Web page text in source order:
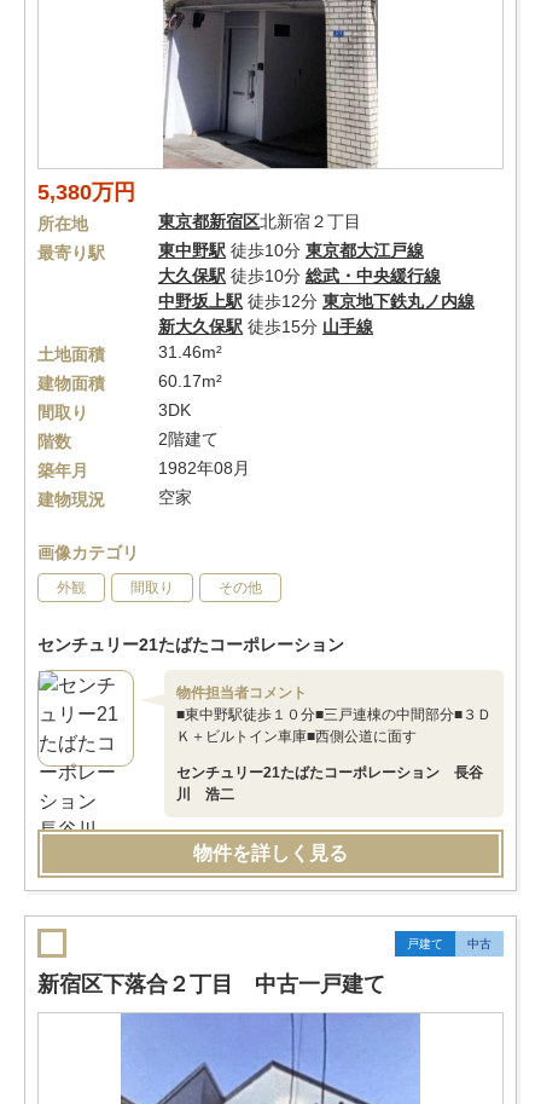
5,380万円
所在地 東京都新宿区北新宿２丁目
最寄り駅
東中野駅 徒歩10分 東京都大江戸線
大久保駅 徒歩10分 総武・中央緩行線
中野坂上駅 徒歩12分 東京地下鉄丸ノ内線
新大久保駅 徒歩15分 山手線
土地面積
31.46m²
建物面積
60.17m²
間取り
3DK
階数
2階建て
築年月
1982年08月
建物現況
空家
画像カテゴリ
外観 間取り その他
センチュリー21たばたコーポレーション
物件担当者コメント
■東中野駅徒歩１０分■三戸連棟の中間部分■３Ｄ
Ｋ＋ビルトイン車庫■西側公道に面す
センチュリー21たばたコーポレーション 長谷
川 浩二
物件を詳しく見る
戸建て 中古
新宿区下落合２丁目 中古一戸建て